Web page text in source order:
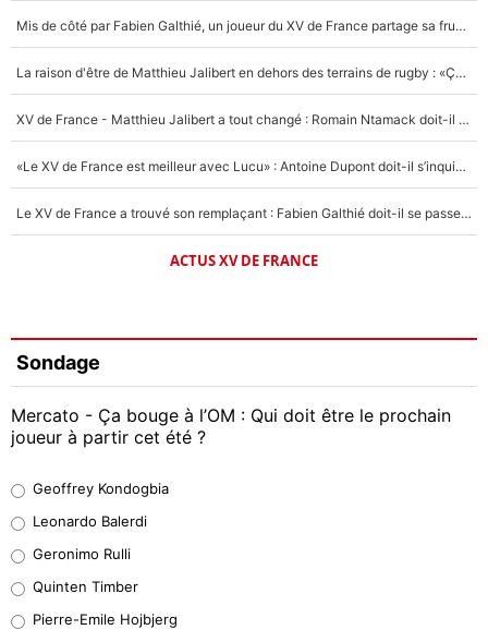
Mis de côté par Fabien Galthié, un joueur du XV de France partage sa frustration : «ils ne me l’ont pas dit tout de suite»
La raison d'être de Matthieu Jalibert en dehors des terrains de rugby : «Ça m'atteint autant que si tu touches à un membre de ma famille»
XV de France - Matthieu Jalibert a tout changé : Romain Ntamack doit-il s’inquiéter pour sa place à un an de la Coupe du monde ?
«Le XV de France est meilleur avec Lucu» : Antoine Dupont doit-il s’inquiéter pour sa place ?
Le XV de France a trouvé son remplaçant : Fabien Galthié doit-il se passer d'Antoine Dupont ?
ACTUS XV DE FRANCE
Sondage
Mercato - Ça bouge à l’OM : Qui doit être le prochain
joueur à partir cet été ?
38%
32%
5%
Geoffrey Kondogbia
Leonardo Balerdi
Geronimo Rulli
Quinten Timber
Pierre-Emile Hojbjerg